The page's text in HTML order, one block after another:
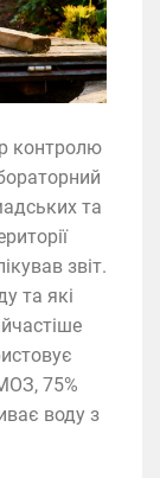
контролю
та
звіт.
та які
75%
воду з